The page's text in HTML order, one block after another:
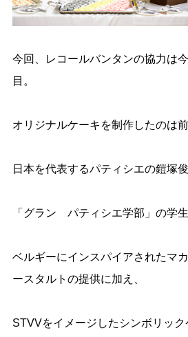
今回、レコールバンタンの協力は
目。
オリジナルケーキを制作したのは前
日本を代表するパティシエの鎧塚
「グラン パティシエ学部」の学生
ベルギーにインスパイアされたマ
ースタルトの提供に加え、
STVVをイメージしたシンボリック